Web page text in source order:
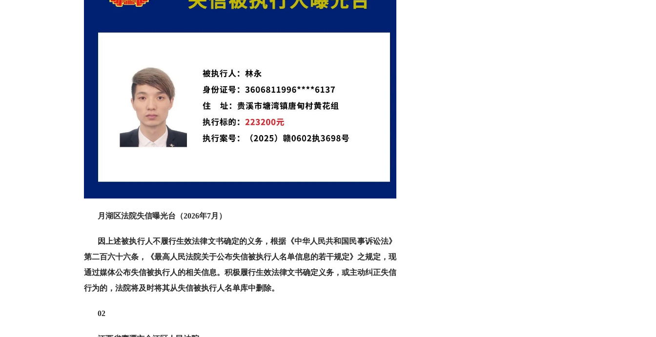
月湖区法院失信曝光台（2026年7月）
因上述被执行人不履行生效法律文书确定的义务，根据《中华人民共和国民事诉讼法》
第二百六十六条，《最高人民法院关于公布失信被执行人名单信息的若干规定》之规定，现
通过媒体公布失信被执行人的相关信息。积极履行生效法律文书确定义务，或主动纠正失信
行为的，法院将及时将其从失信被执行人名单库中删除。
02